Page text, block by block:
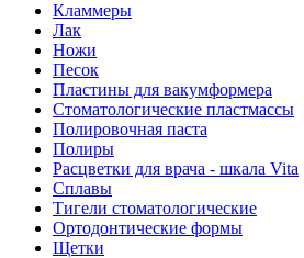
Кламмеры
Лак
Ножи
Песок
Пластины для вакумформера
Стоматологические пластмассы
Полировочная паста
Полиры
Расцветки для врача - шкала Vita
Сплавы
Тигели стоматологические
Ортодонтические формы
Щетки